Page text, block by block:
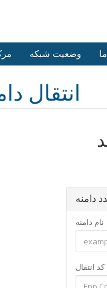
وضعیت شبکه
انتقال
دامنه
نام دامنه
کد انتقال